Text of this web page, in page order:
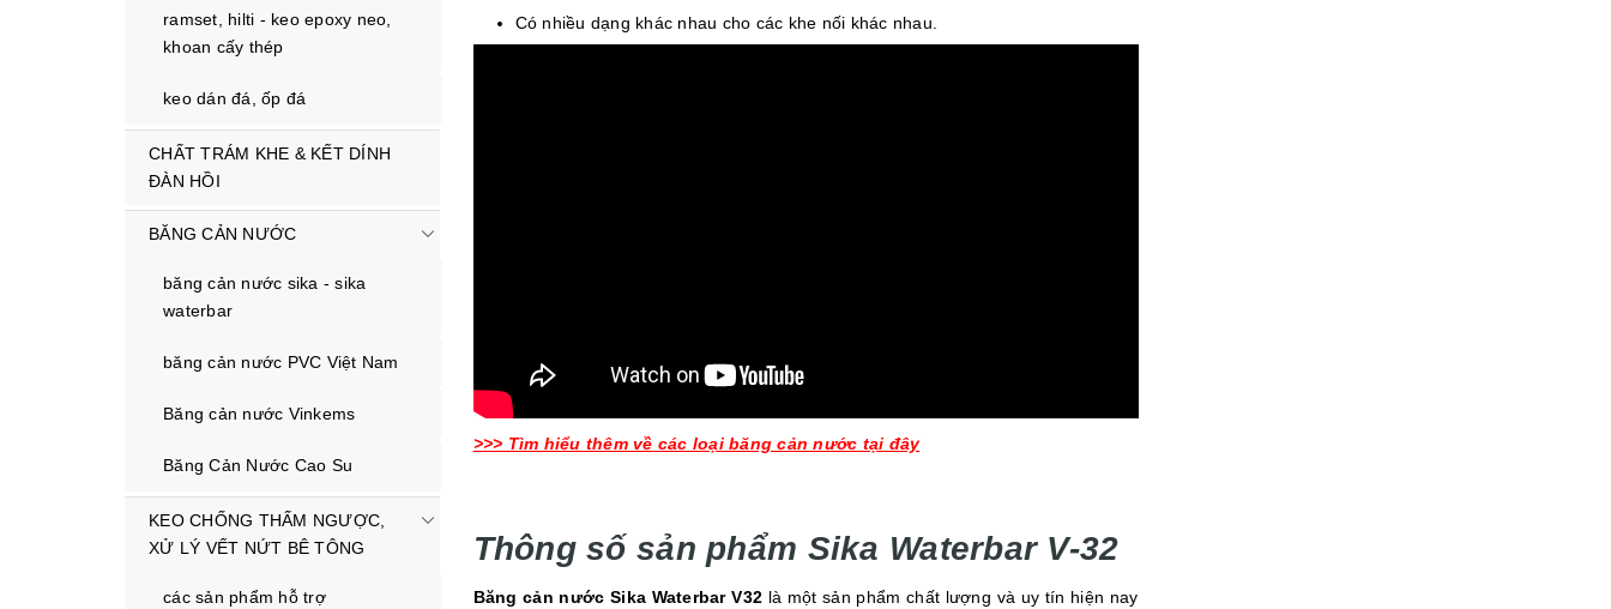
ramset, hilti - keo epoxy neo,
khoan cấy thép
keo dán đá, ốp đá
CHẤT TRÁM KHE & KẾT DÍNH
ĐÀN HỒI
BĂNG CẢN NƯỚC
băng cản nước sika - sika
waterbar
băng cản nước PVC Việt Nam
Băng cản nước Vinkems
Băng Cản Nước Cao Su
KEO CHỐNG THẤM NGƯỢC,
XỬ LÝ VẾT NỨT BÊ TÔNG
các sản phẩm hỗ trợ
Có nhiều dạng khác nhau cho các khe nối khác nhau.
>>> Tìm hiểu thêm về các loại băng cản nước tại đây
Thông số sản phẩm Sika Waterbar V-32
Băng cản nước Sika Waterbar V32 là một sản phẩm chất lượng và uy tín hiện nay